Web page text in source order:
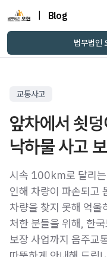
Blog
법무법인
교통사고
앞차에서 쇳
낙하물 사고
시속 100km로 달리는
인해 차량이 파손되고
차량을 찾지 못해 억울
처한 분들을 위해, 한
보장 사업까지 음주교